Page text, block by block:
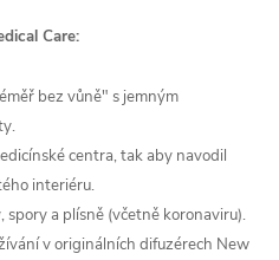
Care:
bez vůně" s jemným
centra, tak aby navodil
interiéru.
spory a plísně (včetně koronaviru).
v originálních difuzérech New